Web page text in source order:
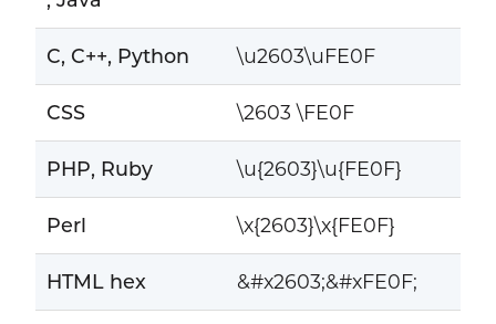
C, C++, Python \u2603\uFE0F
CSS \2603 \FE0F
PHP, Ruby \u{2603}\u{FE0F}
Perl \x{2603}\x{FE0F}
HTML hex &#x2603;&#xFE0F;